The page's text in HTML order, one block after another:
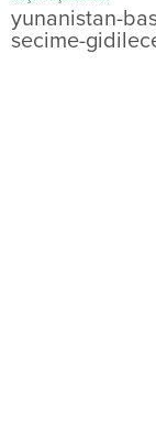
yunanistan-
secime-